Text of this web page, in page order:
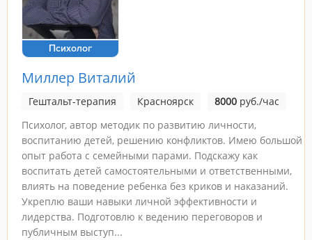
Психолог
Миллер Виталий
Гештальт-терапия Красноярск 8000 руб./час
Психолог, автор методик по развитию личности,
воспитанию детей, решению конфликтов. Имею большой
опыт работа с семейными парами. Подскажу как
воспитать детей самостоятельными и ответственными,
влиять на поведение ребенка без криков и наказаний.
Укреплю ваши навыки личной эффективности и
лидерства. Подготовлю к ведению переговоров и
публичным выступ...